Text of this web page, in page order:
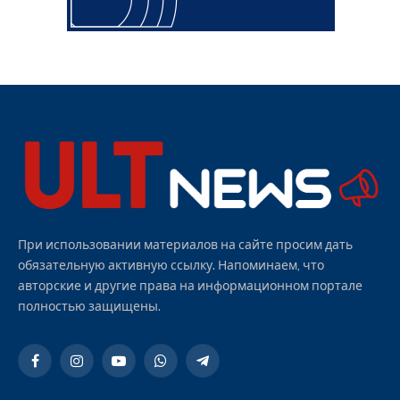
При использовании материалов на сайте просим дать
обязательную активную ссылку. Напоминаем, что
авторские и другие права на информационном портале
полностью защищены.
FacebookInstagramYouTubeWhatsAppTelegram